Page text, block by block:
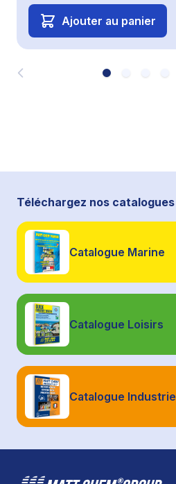
Ajouter au panier
Téléchargez nos catalogues
Catalogue Marine
Catalogue Loisirs
Catalogue Industrie